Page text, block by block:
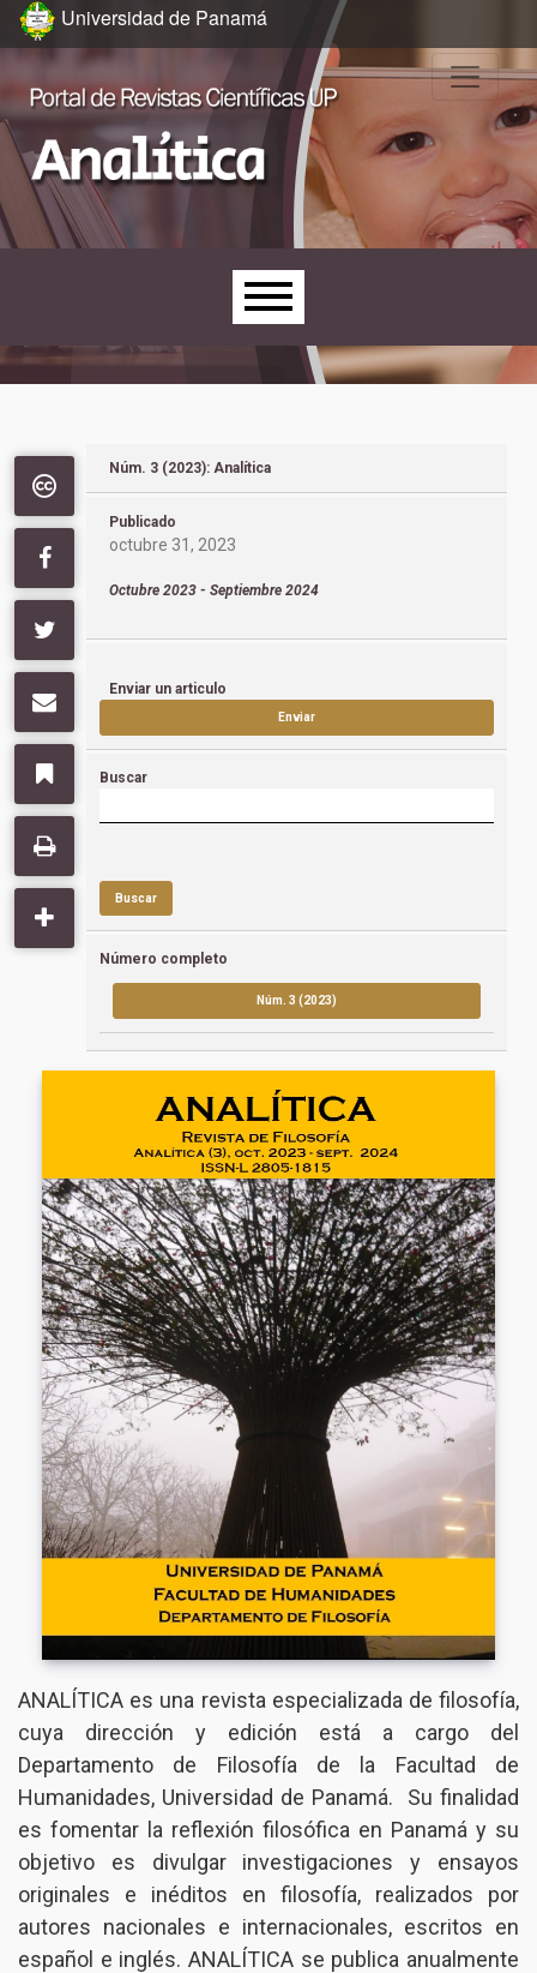
Ir al menú de navegación principal
Ir al contenido principal
Ir al pie de página del sitio
Universidad de Panamá
Menú principal
Núm. 3 (2023): Analítica
Publicado
octubre 31, 2023
Octubre 2023 - Septiembre 2024
Enviar un articulo
Enviar
Buscar
Buscar
Número completo
Núm. 3 (2023)
ANALÍTICA es una revista especializada de filosofía,
cuya dirección y edición está a cargo del
Departamento de Filosofía de la Facultad de
Humanidades, Universidad de Panamá. Su finalidad
es fomentar la reflexión filosófica en Panamá y su
objetivo es divulgar investigaciones y ensayos
originales e inéditos en filosofía, realizados por
autores nacionales e internacionales, escritos en
español e inglés. ANALÍTICA se publica anualmente